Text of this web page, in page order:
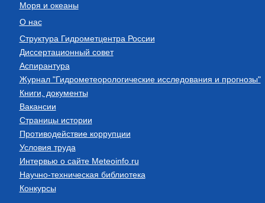
Моря и океаны
О нас
Структура Гидрометцентра России
Диссертационный совет
Аспирантура
Журнал "Гидрометеорологические исследования и прогнозы"
Книги, документы
Вакансии
Страницы истории
Противодействие коррупции
Условия труда
Интервью о сайте Meteoinfo.ru
Научно-техническая библиотека
Конкурсы